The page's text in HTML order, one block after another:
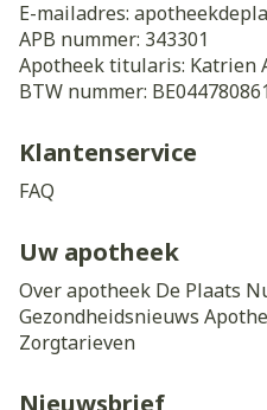
E-mailadres:
APB nummer: 343301
Apotheek titularis: Katrien
BTW nummer:
Klantenservice
FAQ
Uw apotheek
Over apotheek De Plaats
Gezondheidsnieuws
Zorgtarieven
Nieuwsbrief